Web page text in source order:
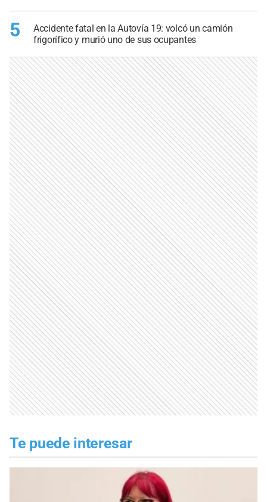
5
Accidente fatal en la Autovía 19: volcó un camión
frigorífico y murió uno de sus ocupantes
Te puede interesar